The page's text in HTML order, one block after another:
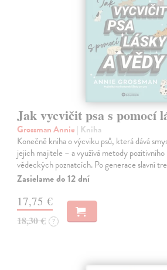
Jak vycvičit psa s pomocí
Grossman Annie | Kniha
Konečně kniha o výcviku psů, která dává
jejich majitele – a využívá metody pozitivního
vědeckých poznatcích. Po generace slavní
Zasielame do 12 dní
17,75 €
18,30 € ?